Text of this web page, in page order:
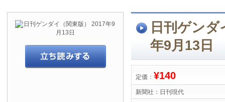
日刊ゲン
年9月13日
定価： ¥140
新聞社： 日刊現代